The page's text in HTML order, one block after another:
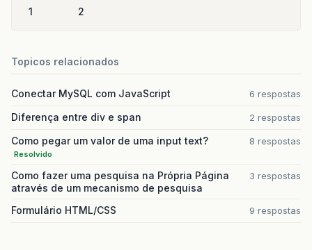
1 2
Topicos relacionados
Conectar MySQL com JavaScript 6 respostas
Diferença entre div e span 2 respostas
Como pegar um valor de uma input text?
Resolvido
8 respostas
Como fazer uma pesquisa na Própria Página
através de um mecanismo de pesquisa
3 respostas
Formulário HTML/CSS 9 respostas